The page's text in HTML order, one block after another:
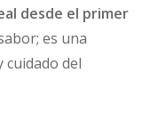
desde el primer
es una
cuidado del